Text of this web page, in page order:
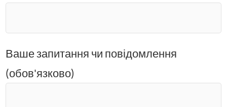
Ваше запитання чи повідомлення
(обов'язково)